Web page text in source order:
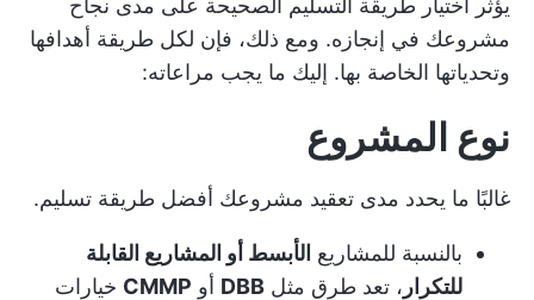
يؤثر اختيار طريقة التسليم الصحيحة على مدى نجاح
مشروعك في إنجازه. ومع ذلك، فإن لكل طريقة أهدافها
وتحدياتها الخاصة بها. إليك ما يجب مراعاته:
نوع المشروع
غالبًا ما يحدد مدى تعقيد مشروعك أفضل طريقة تسليم.
بالنسبة للمشاريع الأبسط أو المشاريع القابلة
للتكرار ، تعد طرق مثل DBB أو CMMP خيارات